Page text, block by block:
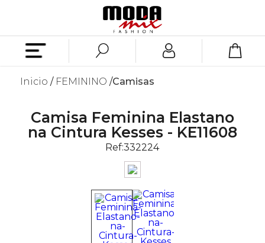
Inicio FEMININO Camisas
Camisa Feminina Elastano
na Cintura Kesses - KE11608
Ref:332224